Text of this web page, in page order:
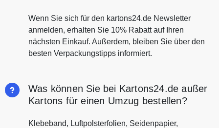
Wenn Sie sich für den kartons24.de Newsletter
anmelden, erhalten Sie 10% Rabatt auf Ihren
nächsten Einkauf. Außerdem, bleiben Sie über den
besten Verpackungstipps informiert.
Was können Sie bei Kartons24.de außer
Kartons für einen Umzug bestellen?
Klebeband, Luftpolsterfolien, Seidenpapier,